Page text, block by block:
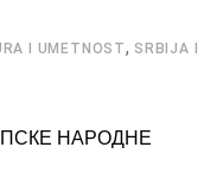
I UMETNOST, SRBIJA I
НАРОДНЕ